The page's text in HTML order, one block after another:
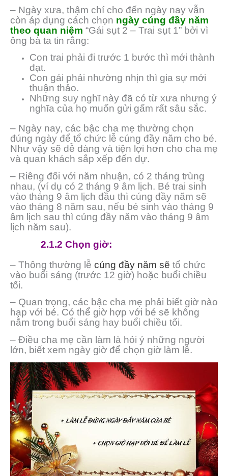
– Ngày xưa, thậm chí cho đến ngày nay vẫn
còn áp dụng cách chọn ngày cúng đầy năm
theo quan niệm “Gái sụt 2 – Trai sụt 1” bởi vì
ông bà ta tin rằng:
Con trai phải đi trước 1 bước thì mới thành
đạt.
Con gái phải nhường nhịn thì gia sự mới
thuận thảo.
Những suy nghĩ này đã có từ xưa nhưng ý
nghĩa của họ muốn gửi gấm rất sâu sắc.
– Ngày nay, các bậc cha mẹ thường chọn
đúng ngày để tổ chức lễ cúng đầy năm cho bé.
Như vậy sẽ dễ dàng và tiện lợi hơn cho cha mẹ
và quan khách sắp xếp đến dự.
– Riêng đối với năm nhuận, có 2 tháng trùng
nhau, (ví dụ có 2 tháng 9 âm lịch. Bé trai sinh
vào tháng 9 âm lịch đầu thì cúng đầy năm sẽ
vào tháng 8 năm sau, nếu bé sinh vào tháng 9
âm lịch sau thì cúng đầy năm vào tháng 9 âm
lịch năm sau).
2.1.2 Chọn giờ:
– Thông thường lễ cúng đầy năm sẽ tổ chức
vào buổi sáng (trước 12 giờ) hoặc buổi chiều
tối.
– Quan trọng, các bậc cha mẹ phải biết giờ nào
hạp với bé. Có thể giờ hợp với bé sẽ không
nằm trong buổi sáng hay buổi chiều tối.
– Điều cha mẹ cần làm là hỏi ý những người
lớn, biết xem ngày giờ để chọn giờ làm lễ.